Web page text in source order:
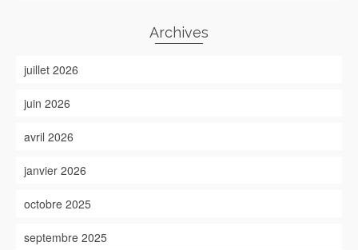
Archives
juillet 2026
juin 2026
avril 2026
janvier 2026
octobre 2025
septembre 2025